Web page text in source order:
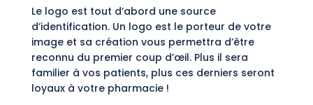
Le logo est tout d’abord une source
d’identification. Un logo est le porteur de votre
image et sa création vous permettra d’être
reconnu du premier coup d’œil. Plus il sera
familier à vos patients, plus ces derniers seront
loyaux à votre pharmacie !